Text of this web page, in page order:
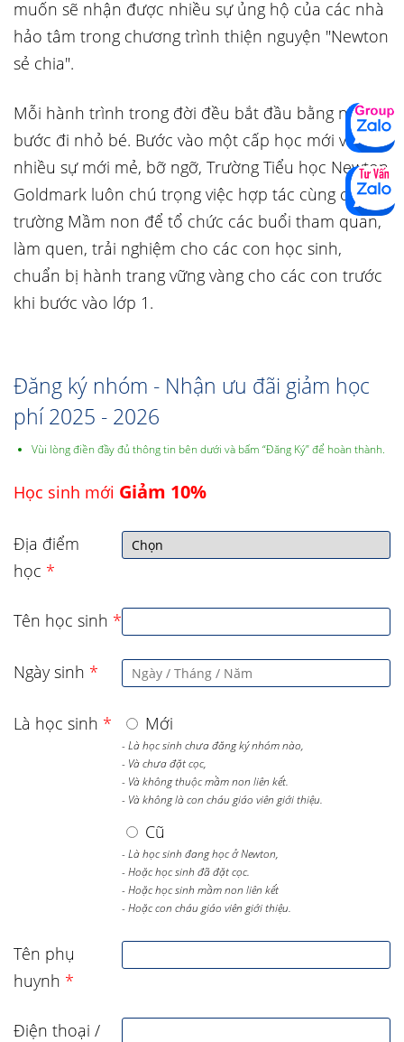
muốn sẽ nhận được nhiều sự ủng hộ của các nhà
hảo tâm trong chương trình thiện nguyện "Newton
sẻ chia".
Mỗi hành trình trong đời đều bắt đầu bằng những
bước đi nhỏ bé. Bước vào một cấp học mới với
nhiều sự mới mẻ, bỡ ngỡ, Trường Tiểu học Newton
Goldmark luôn chú trọng việc hợp tác cùng các
trường Mầm non để tổ chức các buổi tham quan,
làm quen, trải nghiệm cho các con học sinh,
chuẩn bị hành trang vững vàng cho các con trước
khi bước vào lớp 1.
Đăng ký nhóm - Nhận ưu đãi giảm học
phí 2025 - 2026
Vùi lòng điền đầy đủ thông tin bên dưới và bấm “Đăng Ký” để hoàn thành.
Học sinh mới Giảm 10%
Địa điểm
học *
Tên học sinh *
Ngày sinh *
Là học sinh * Mới
- Là học sinh chưa đăng ký nhóm nào,
- Và chưa đặt cọc,
- Và không thuộc mầm non liên kết.
- Và không là con cháu giáo viên giới thiệu.
Cũ
- Là học sinh đang học ở Newton,
- Hoặc học sinh đã đặt cọc.
- Hoặc học sinh mầm non liên kết
- Hoặc con cháu giáo viên giới thiệu.
Tên phụ
huynh *
Điện thoại /